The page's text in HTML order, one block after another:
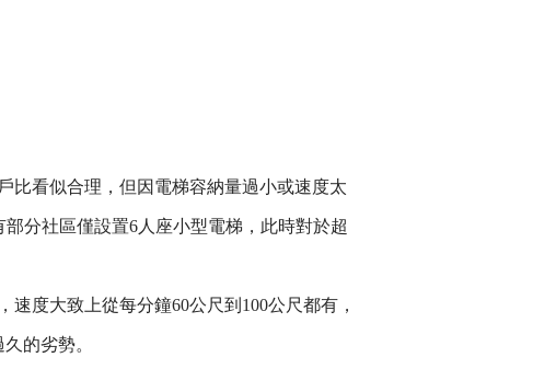
比看似合理，但因電梯容納量過小或速度太
分社區僅設置6人座小型電梯，此時對於超
度大致上從每分鐘60公尺到100公尺都有，
的劣勢。